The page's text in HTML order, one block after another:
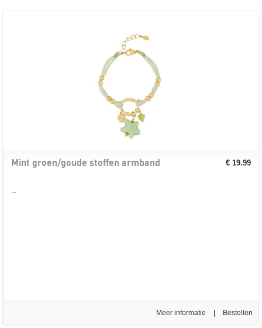
Mint groen/goude stoffen armband € 19.99
Meer informatie |